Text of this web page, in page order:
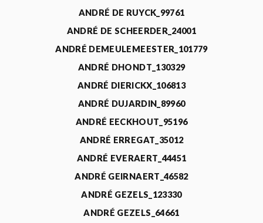
ANDRÉ DE RUYCK_99761
ANDRÉ DE SCHEERDER_24001
ANDRÉ DEMEULEMEESTER_101779
ANDRÉ DHONDT_130329
ANDRÉ DIERICKX_106813
ANDRÉ DUJARDIN_89960
ANDRÉ EECKHOUT_95196
ANDRÉ ERREGAT_35012
ANDRÉ EVERAERT_44451
ANDRÉ GEIRNAERT_46582
ANDRÉ GEZELS_123330
ANDRÉ GEZELS_64661